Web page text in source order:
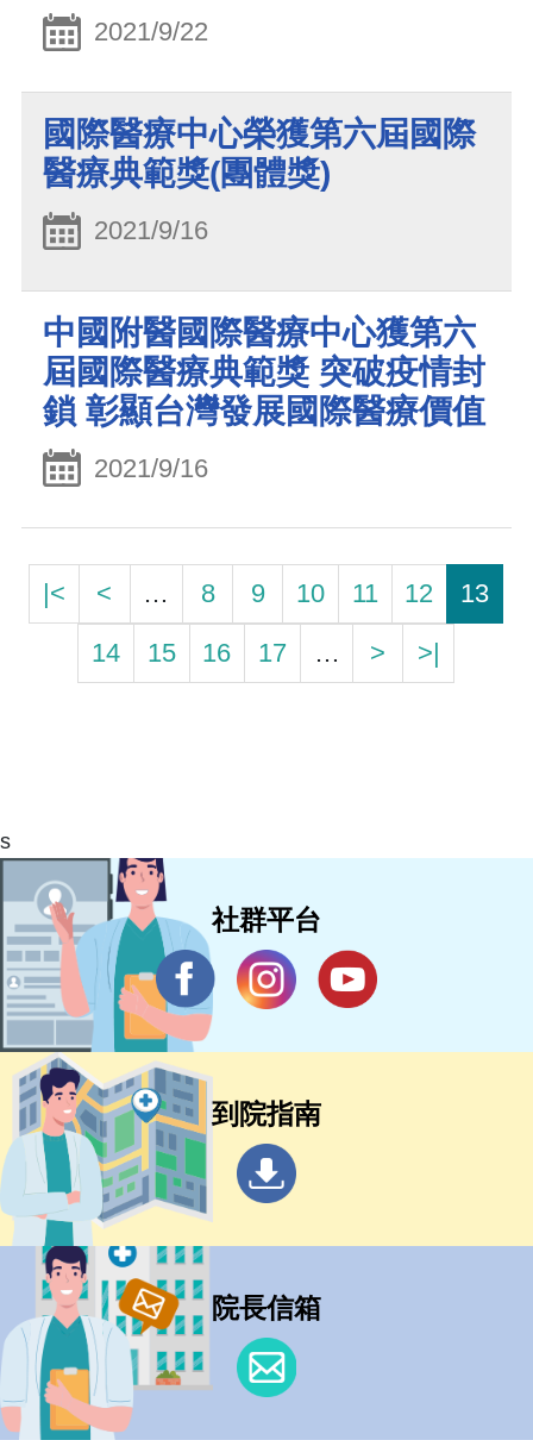
2021/9/22
國際醫療中心榮獲第六屆國際
醫療典範獎(團體獎)
2021/9/16
中國附醫國際醫療中心獲第六
屆國際醫療典範獎 突破疫情封
鎖 彰顯台灣發展國際醫療價值
2021/9/16
|< < … 8 9 10 11 12
13
14
15 16 17 … > >|
s
社群平台
到院指南
院長信箱